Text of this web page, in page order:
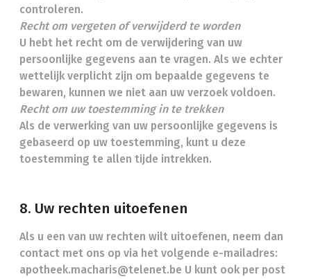
controleren.
Recht om vergeten of verwijderd te worden
U hebt het recht om de verwijdering van uw
persoonlijke gegevens aan te vragen. Als we echter
wettelijk verplicht zijn om bepaalde gegevens te
bewaren, kunnen we niet aan uw verzoek voldoen.
Recht om uw toestemming in te trekken
Als de verwerking van uw persoonlijke gegevens is
gebaseerd op uw toestemming, kunt u deze
toestemming te allen tijde intrekken.
8. Uw rechten uitoefenen
Als u een van uw rechten wilt uitoefenen, neem dan
contact met ons op via het volgende e-mailadres:
apotheek.macharis@telenet.be U kunt ook per post